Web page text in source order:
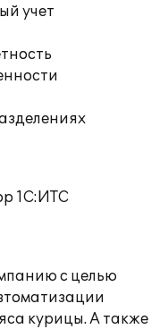
учет
1С:ИТС
с целью
курицы. А также